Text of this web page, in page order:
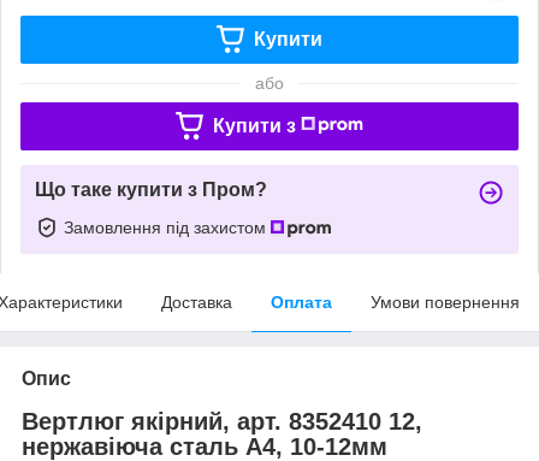
Купити
або
Купити з
Що таке купити з Пром?
Замовлення під захистом
Доставка Оплата Умови повернення
Опис
Вертлюг якірний, арт. 8352410 12,
нержавіюча сталь А4, 10-12мм